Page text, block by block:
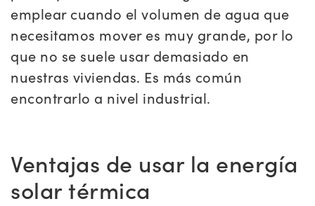
emplear cuando el volumen de agua que
necesitamos mover es muy grande, por lo
que no se suele usar demasiado en
nuestras viviendas. Es más común
encontrarlo a nivel industrial.
Ventajas de usar la energía
solar térmica